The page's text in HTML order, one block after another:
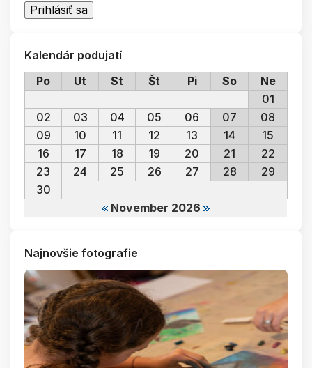
Kalendár podujatí
Po
Ut St Št Pi So Ne
November 2026
01
02
03 04 05 06 07
08
09
10 11 12 13 14
15
16
17 18 19 20 21
22
23
24 25 26 27 28
29
30
Najnovšie fotografie